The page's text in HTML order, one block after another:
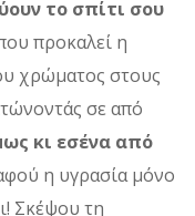
το σπίτι σου
προκαλεί η
χρώματος στους
σε από
κι εσένα από
η υγρασία μόνο
Σκέψου τη